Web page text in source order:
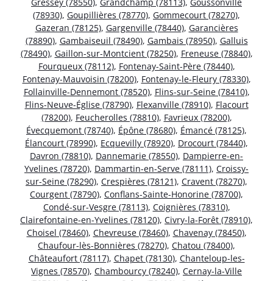
(78930), Goupillières (78770), Gommecourt (78270),
Gazeran (78125), Gargenville (78440), Garancières
(78890), Gambaiseuil (78490), Gambais (78950), Galluis
(78490), Gaillon-sur-Montcient (78250), Freneuse (78840),
Fourqueux (78112), Fontenay-Saint-Père (78440),
Fontenay-Mauvoisin (78200), Fontenay-le-Fleury (78330),
Follainville-Dennemont (78520), Flins-sur-Seine (78410),
Flins-Neuve-Église (78790), Flexanville (78910), Flacourt
(78200), Feucherolles (78810), Favrieux (78200),
Évecquemont (78740), Épône (78680), Émancé (78125),
Élancourt (78990), Ecquevilly (78920), Drocourt (78440),
Davron (78810), Dannemarie (78550), Dampierre-en-
Yvelines (78720), Dammartin-en-Serve (78111), Croissy-
sur-Seine (78290), Crespières (78121), Cravent (78270),
Courgent (78790), Conflans-Sainte-Honorine (78700),
Condé-sur-Vesgre (78113), Coignières (78310),
Clairefontaine-en-Yvelines (78120), Civry-la-Forêt (78910),
Choisel (78460), Chevreuse (78460), Chavenay (78450),
Chaufour-lès-Bonnières (78270), Chatou (78400),
Châteaufort (78117), Chapet (78130), Chanteloup-les-
Vignes (78570), Chambourcy (78240), Cernay-la-Ville